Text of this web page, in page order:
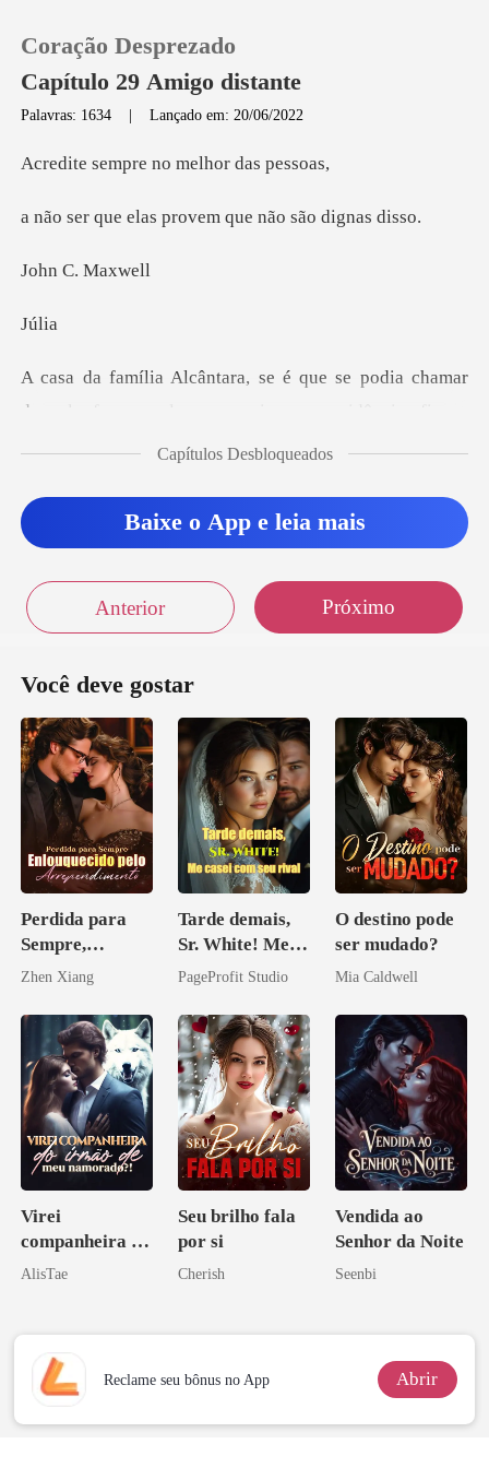
Loja
Coração Desprezado
Capítulo 29 Amigo distante
Palavras: 1634 |Lançado em: 20/06/2022
pre no melho
as provem que não
C. Ma
ú
vizinho a propriedade dos Mendes de Albuquerque,
Capítulos Desbloqueados
Baixe o App e leia mais
Anterior Próximo
Você deve gostar
Perdida para
Sempre,
Enlouquecido
Arrependiment
Zhen Xiang
Tarde demais,
Sr. White! Me
casei com seu
PageProfit Studio
O destino pode
ser mudado?
Mia Caldwell
Virei
companheira do
irmão de meu
AlisTae
Seu brilho fala
por si
Cherish
Vendida ao
Senhor da Noite
Seenbi
Reclame seu bônus no App Abrir